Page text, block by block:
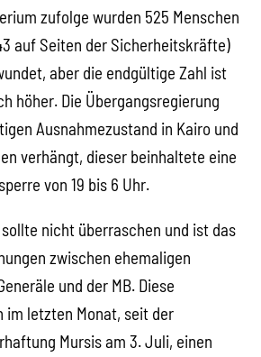
zufolge wurden 525 Menschen
auf Seiten der Sicherheitskräfte)
aber die endgültige Zahl ist
höher. Die Übergangsregierung
Ausnahmezustand in Kairo und
verhängt, dieser beinhaltete eine
von 19 bis 6 Uhr.
nicht überraschen und ist das
zwischen ehemaligen
und der MB. Diese
im letzten Monat, seit der
Mursis am 3. Juli, einen